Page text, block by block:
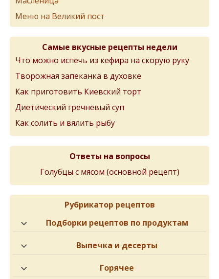
Меню на Великий пост
Самые вкусные рецепты недели
Что можно испечь из кефира на скорую руку
Творожная запеканка в духовке
Как приготовить Киевский торт
Диетический гречневый суп
Как солить и вялить рыбу
Ответы на вопросы
Голубцы с мясом (основной рецепт)
Рубрикатор рецептов
Подборки рецептов по продуктам
Выпечка и десерты
Горячее